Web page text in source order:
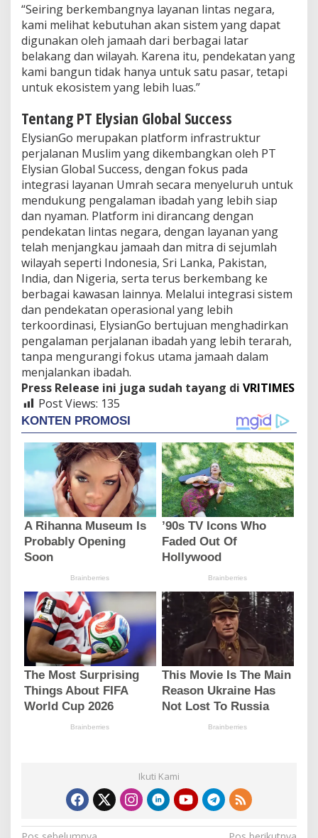
“Seiring berkembangnya layanan lintas negara,
kami melihat kebutuhan akan sistem yang dapat
digunakan oleh jamaah dari berbagai latar
belakang dan wilayah. Karena itu, pendekatan yang
kami bangun tidak hanya untuk satu pasar, tetapi
untuk ekosistem yang lebih luas.”
Tentang PT Elysian Global Success
ElysianGo merupakan platform infrastruktur
perjalanan Muslim yang dikembangkan oleh PT
Elysian Global Success, dengan fokus pada
integrasi layanan Umrah secara menyeluruh untuk
mendukung pengalaman ibadah yang lebih siap
dan nyaman. Platform ini dirancang dengan
pendekatan lintas negara, dengan layanan yang
telah menjangkau jamaah dan mitra di sejumlah
wilayah seperti Indonesia, Sri Lanka, Pakistan,
India, dan Nigeria, serta terus berkembang ke
berbagai kawasan lainnya. Melalui integrasi sistem
dan pendekatan operasional yang lebih
terkoordinasi, ElysianGo bertujuan menghadirkan
pengalaman perjalanan ibadah yang lebih terarah,
tanpa mengurangi fokus utama jamaah dalam
menjalankan ibadah.
Press Release ini juga sudah tayang di VRITIMES
Post Views: 135
Ikuti Kami